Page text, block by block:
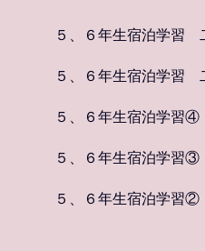
５、６年生宿泊学習
５、６年生宿泊学習
５、６年生宿泊学習④
５、６年生宿泊学習③
５、６年生宿泊学習②